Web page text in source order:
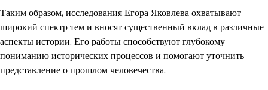
Таким образом, исследования Егора Яковлева охватывают
широкий спектр тем и вносят существенный вклад в различные
аспекты истории. Его работы способствуют глубокому
пониманию исторических процессов и помогают уточнить
представление о прошлом человечества.